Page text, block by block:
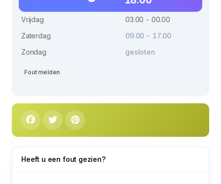
Vrijdag
03.00 - 00.00
Zaterdag
09.00 - 17.00
Zondag
gesloten
Fout melden
Heeft u een fout gezien?